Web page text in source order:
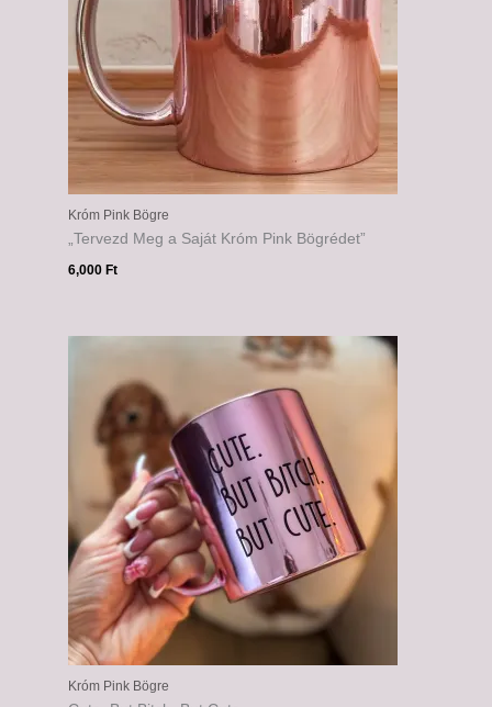
Króm Pink Bögre
„Tervezd Meg a Saját Króm Pink Bögrédet”
6,000Ft
Króm Pink Bögre